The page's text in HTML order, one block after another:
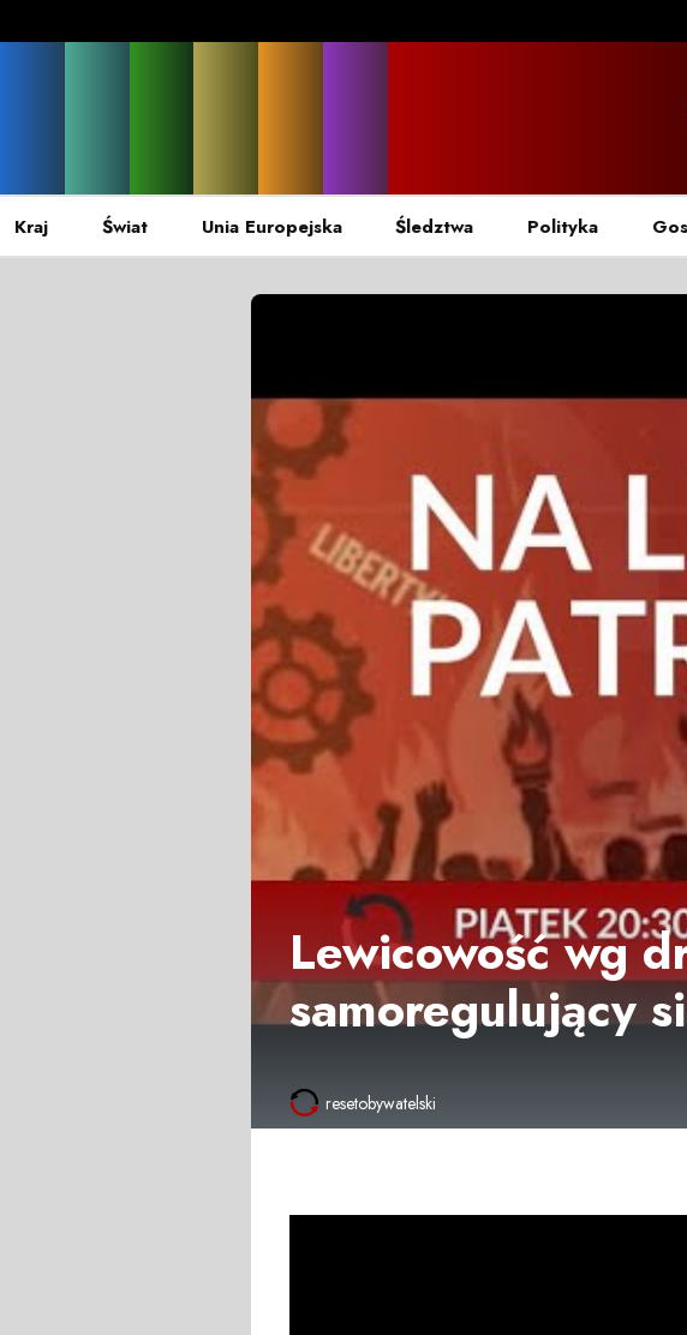
Kraj Świat Unia Europejska Śledztwa Polityka
Lewicowość wg
samoregulujący
resetobywatelski